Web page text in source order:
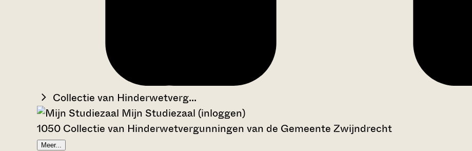
Collectie van Hinderwetverg...
Mijn Studiezaal (inloggen)
1050 Collectie van Hinderwetvergunningen van de Gemeente Zwijndrecht
Meer...